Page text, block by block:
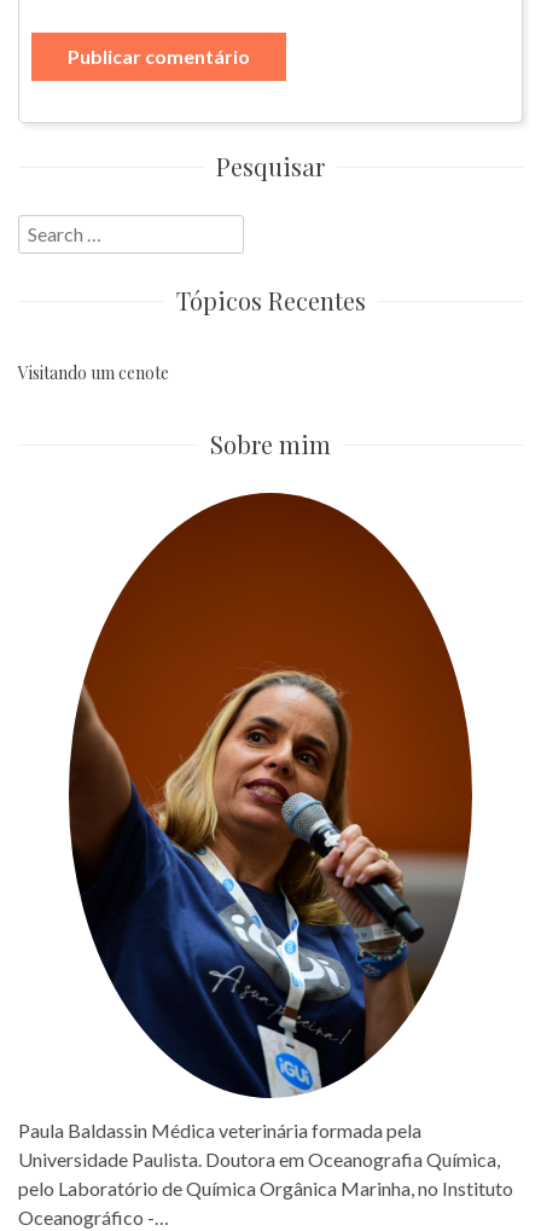
Pesquisar
Search
for:
Tópicos Recentes
Visitando um cenote
Sobre mim
Paula Baldassin Médica veterinária formada pela
Universidade Paulista. Doutora em Oceanografia Química,
pelo Laboratório de Química Orgânica Marinha, no Instituto
Oceanográfico -…